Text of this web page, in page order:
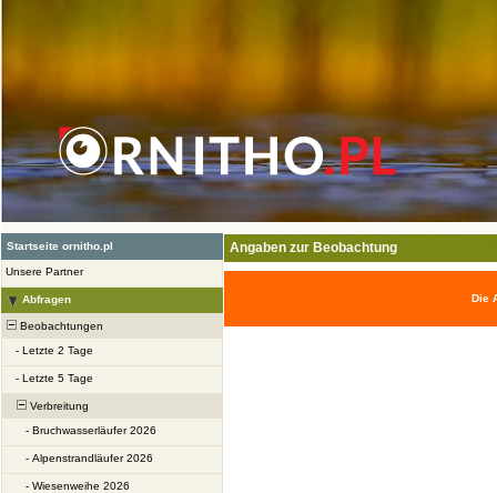
Startseite ornitho.pl
Unsere Partner
Abfragen
Beobachtungen
- Letzte 2 Tage
- Letzte 5 Tage
Verbreitung
- Bruchwasserläufer 2026
- Alpenstrandläufer 2026
- Wiesenweihe 2026
Angaben zur Beobachtung
Die